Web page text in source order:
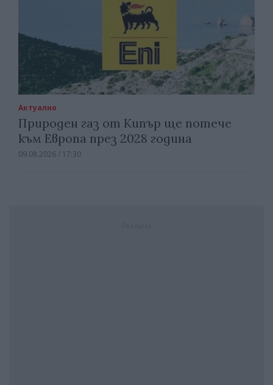
Актуално
Природен газ от Кипър ще потече
към Европа през 2028 година
09.08.2026 / 17:30